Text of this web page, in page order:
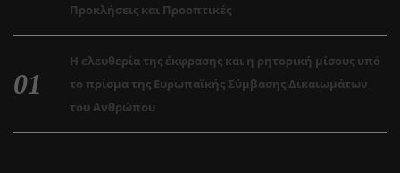
Προκλήσεις και Προοπτικές
Η ελευθερία της έκφρασης και η ρητορική μίσους υπό
το πρίσμα της Ευρωπαϊκής Σύμβασης Δικαιωμάτων
του Ανθρώπου